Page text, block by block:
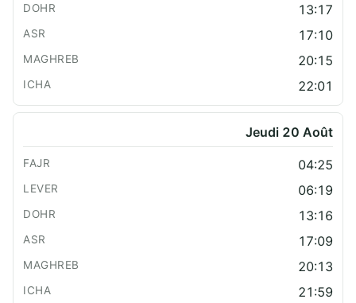
13:17
17:10
20:15
22:01
Jeudi 20 Août
04:25
06:19
13:16
17:09
20:13
21:59